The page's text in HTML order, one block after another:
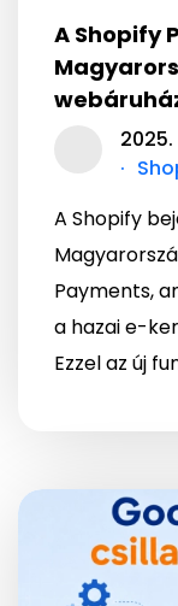
A Shopify
A Shopify
Payments,
a hazai e-
Ezzel az új